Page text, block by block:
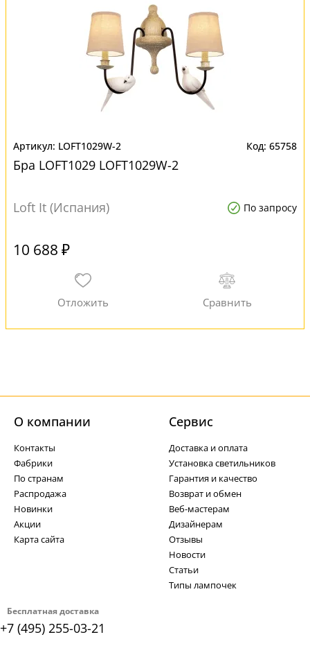
LOFT1029W-2 65758
Бра LOFT1029 LOFT1029W-2
Loft It (Испания) По запросу
10 688 ₽
Бесплатная доставка
+7 (495) 255-03-21
О компании
Контакты
Фабрики
По странам
Распродажа
Новинки
Акции
Карта сайта
Cервис
Доставка и оплата
Установка светильников
Гарантия и качество
Возврат и обмен
Веб-мастерам
Дизайнерам
Отзывы
Новости
Статьи
Типы лампочек